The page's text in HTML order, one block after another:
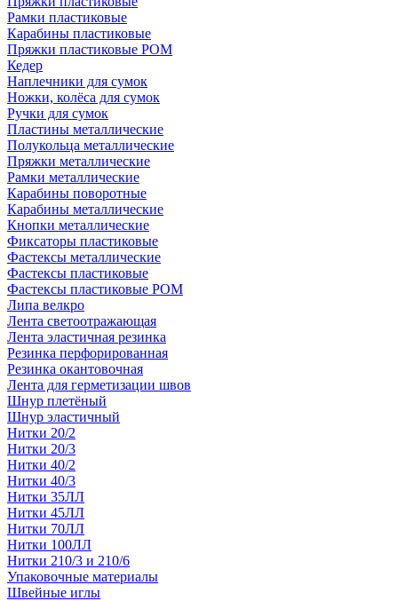
Рамки пластиковые
Карабины пластиковые
Пряжки пластиковые РОМ
Кедер
Наплечники для сумок
Ножки, колёса для сумок
Ручки для сумок
Пластины металлические
Полукольца металлические
Пряжки металлические
Рамки металлические
Карабины поворотные
Карабины металлические
Кнопки металлические
Фиксаторы пластиковые
Фастексы металлические
Фастексы пластиковые
Фастексы пластиковые POM
Липа велкро
Лента светоотражающая
Лента эластичная резинка
Резинка перфорированная
Резинка окантовочная
Лента для герметизации швов
Шнур плетёный
Шнур эластичный
Нитки 20/2
Нитки 20/3
Нитки 40/2
Нитки 40/3
Нитки 35ЛЛ
Нитки 45ЛЛ
Нитки 70ЛЛ
Нитки 100ЛЛ
Нитки 210/3 и 210/6
Упаковочные материалы
Швейные иглы